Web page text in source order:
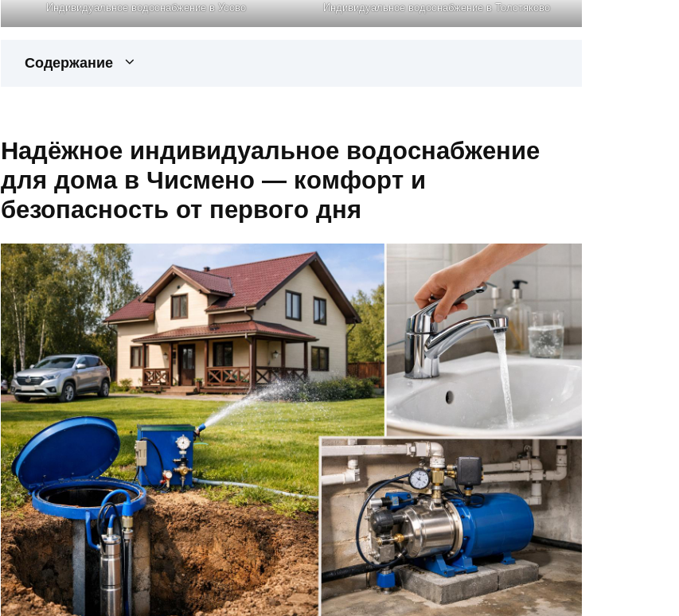
Индивидуальное водоснабжение в Усово Индивидуальное водоснабжение в Толстяково
Содержание
Надёжное индивидуальное водоснабжение
для дома в Чисмено — комфорт и
безопасность от первого дня